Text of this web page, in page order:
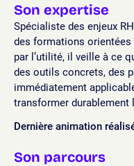
recherche
Son expertise
Spécialiste des enjeux
des formations orientées
par l’utilité, il veille à ce
des outils concrets, des
immédiatement
transformer
Dernière animation
Son parcours